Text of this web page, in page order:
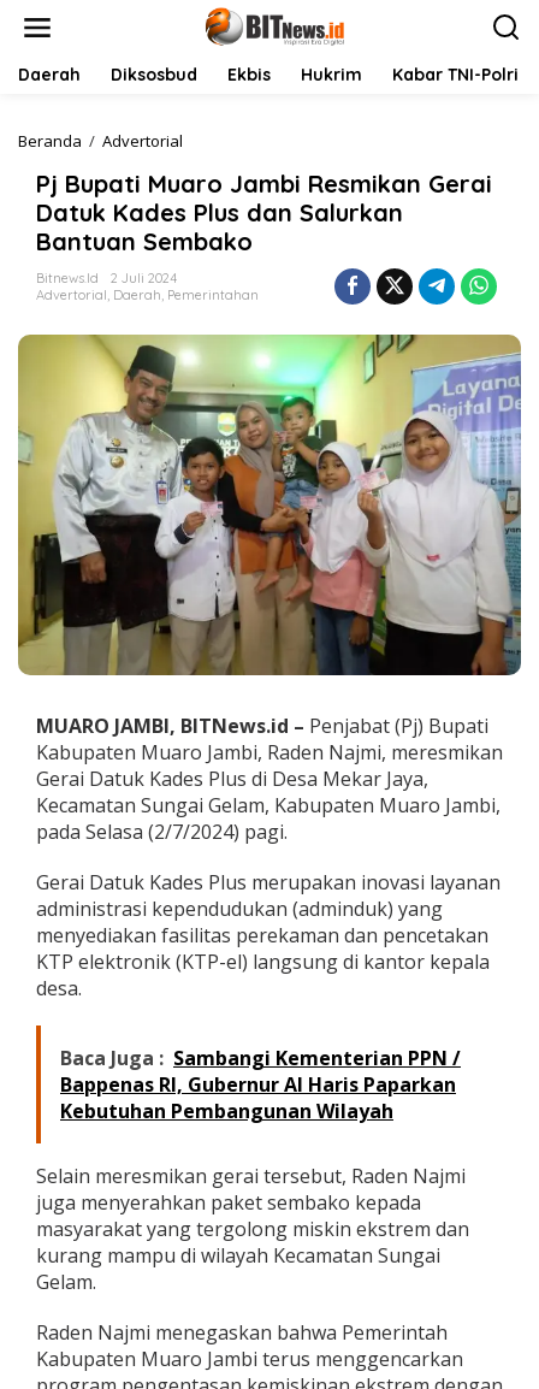
Daerah Diksosbud Ekbis Hukrim Kabar TNI-Polri
Beranda / Advertorial
B
u
p
a
i
u
a
r
o
a
m
b
i
R
e
s
m
i
a
n
e
r
i
D
a
u
K
a
d
l
u
s
d
S
a
l
u
r
n
B
Pj Bupati Muaro Jambi Resmikan Gerai
Datuk Kades Plus dan Salurkan
Bantuan Sembako
Bitnews.id
2 Juli 2024
Advertorial, Daerah, Pemerintahan
MUARO JAMBI, BITNews.id – Penjabat (Pj) Bupati
Kabupaten Muaro Jambi, Raden Najmi, meresmikan
Gerai Datuk Kades Plus di Desa Mekar Jaya,
Kecamatan Sungai Gelam, Kabupaten Muaro Jambi,
pada Selasa (2/7/2024) pagi.
Gerai Datuk Kades Plus merupakan inovasi layanan
administrasi kependudukan (adminduk) yang
menyediakan fasilitas perekaman dan pencetakan
KTP elektronik (KTP-el) langsung di kantor kepala
desa.
Baca Juga : Sambangi Kementerian PPN /
Bappenas RI, Gubernur Al Haris Paparkan
Kebutuhan Pembangunan Wilayah
Selain meresmikan gerai tersebut, Raden Najmi
juga menyerahkan paket sembako kepada
masyarakat yang tergolong miskin ekstrem dan
kurang mampu di wilayah Kecamatan Sungai
Gelam.
Raden Najmi menegaskan bahwa Pemerintah
Kabupaten Muaro Jambi terus menggencarkan